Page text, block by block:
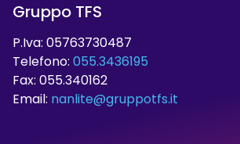
Gruppo TFS
P.Iva: 05763730487
Telefono: 055.3436195
Fax: 055.340162
Email: nanlite@gruppotfs.it